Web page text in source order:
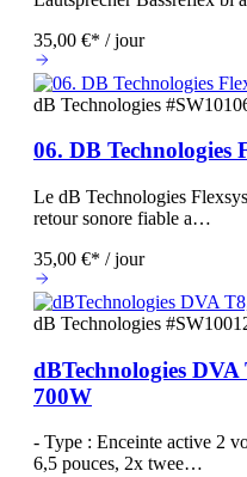
35,00 €* / jour
dB Technologies
06. DB Technologies
Le dB Technologies
retour sonore fiable a…
35,00 €* / jour
dB Technologies
dBTechnologies
700W
- Type : Enceinte active 2
6,5 pouces, 2x twee…